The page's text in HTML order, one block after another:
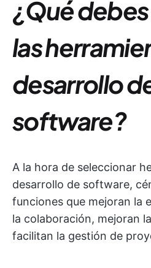
¿Qué
las
desarrollo
software?
A la hora de seleccionar
desarrollo de software,
funciones que mejoran la
la colaboración, mejoran
facilitan la gestión de